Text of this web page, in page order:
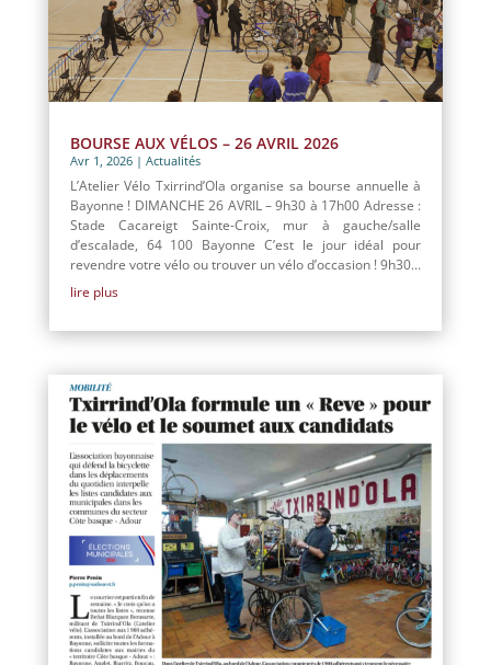
BOURSE AUX VÉLOS – 26 AVRIL 2026
Avr 1, 2026| Actualités
L’Atelier Vélo Txirrind’Ola organise sa bourse annuelle à
Bayonne ! DIMANCHE 26 AVRIL – 9h30 à 17h00 Adresse :
Stade Cacareigt Sainte-Croix, mur à gauche/salle
d’escalade, 64 100 Bayonne C’est le jour idéal pour
revendre votre vélo ou trouver un vélo d’occasion ! 9h30...
lire plus